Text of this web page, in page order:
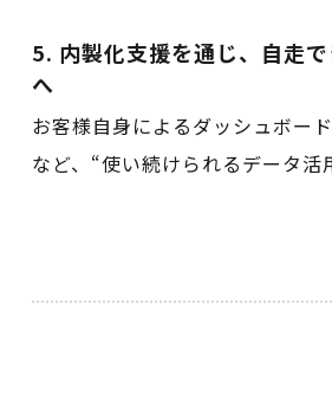
5. 内製化支援を通じ、自走
へ
お客様自身によるダッシュボー
など、“使い続けられるデータ活